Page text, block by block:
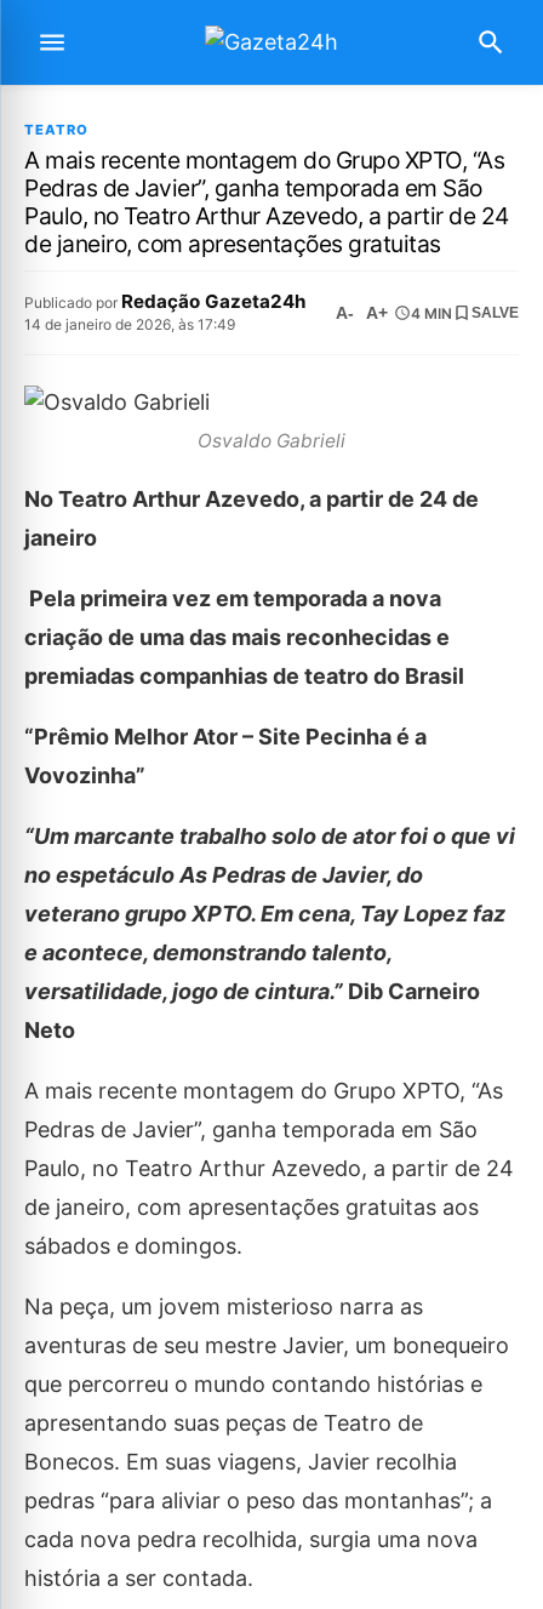
TEATRO
A mais recente montagem do Grupo XPTO, “As
Pedras de Javier”, ganha temporada em São
Paulo, no Teatro Arthur Azevedo, a partir de 24
de janeiro, com apresentações gratuitas
Publicado por Redação Gazeta24h
14 de janeiro de 2026, às 17:49
A- A+ 4 MIN SALVE
Osvaldo Gabrieli
No Teatro Arthur Azevedo, a partir de 24 de
janeiro
Pela primeira vez em temporada a nova
criação de uma das mais reconhecidas e
premiadas companhias de teatro do Brasil
“Prêmio Melhor Ator – Site Pecinha é a
Vovozinha”
“Um marcante trabalho solo de ator foi o que vi
no espetáculo As Pedras de Javier, do
veterano grupo XPTO. Em cena, Tay Lopez faz
e acontece, demonstrando talento,
versatilidade, jogo de cintura.” Dib Carneiro
Neto
A mais recente montagem do Grupo XPTO, “As
Pedras de Javier”, ganha temporada em São
Paulo, no Teatro Arthur Azevedo, a partir de 24
de janeiro, com apresentações gratuitas aos
sábados e domingos.
Na peça, um jovem misterioso narra as
aventuras de seu mestre Javier, um bonequeiro
que percorreu o mundo contando histórias e
apresentando suas peças de Teatro de
Bonecos. Em suas viagens, Javier recolhia
pedras “para aliviar o peso das montanhas”; a
cada nova pedra recolhida, surgia uma nova
história a ser contada.